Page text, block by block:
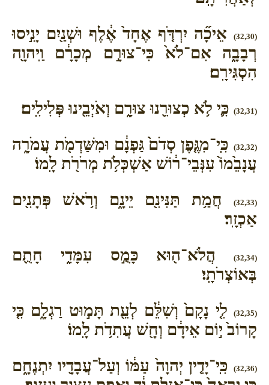
(32,30)
אֵיכָ֞ה יִרְדֹּ֤ף אֶחָד֙ אֶ֔לֶף וּשְׁנַ֖יִם יָנִ֣יסוּ
רְבָבָ֑ה אִם־לֹא֙ כִּי־צוּרָ֣ם מְכָרָ֔ם וַֽיהוָ֖ה
הִסְגִּירָֽם׃
(32,31) כִּ֛י לֹ֥א כְצוּרֵ֖נוּ צוּרָ֑ם וְאֹיְבֵ֖ינוּ פְּלִילִֽים׃
(32,32)
כִּֽי־מִגֶּ֤פֶן סְדֹם֙ גַּפְנָ֔ם וּמִשַּׁדְמֹ֖ת עֲמֹרָ֑ה
עֲנָבֵ֙מוֹ֙ עִנְּבֵי־ר֔וֹשׁ אַשְׁכְּלֹ֥ת מְרֹרֹ֖ת לָֽמוֹ׃
(32,33)
חֲמַ֥ת תַּנִּינִ֖ם יֵינָ֑ם וְרֹ֥אשׁ פְּתָנִ֖ים
אַכְזָֽר׃
(32,34)
הֲלֹא־ה֖וּא כָּמֻ֣ס עִמָּדִ֑י חָתֻ֖ם
בְּאוֹצְרֹתָֽי׃
(32,35)
לִ֤י נָקָם֙ וְשִׁלֵּ֔ם לְעֵ֖ת תָּמ֣וּט רַגְלָ֑ם כִּ֤י
קָרוֹב֙ י֣וֹם אֵידָ֔ם וְחָ֖שׁ עֲתִדֹ֥ת לָֽמוֹ׃
(32,36)
כִּֽי־יָדִ֤ין יְהוָה֙ עַמּ֔וֹ וְעַל־עֲבָדָ֖יו יִתְנֶחָ֑ם